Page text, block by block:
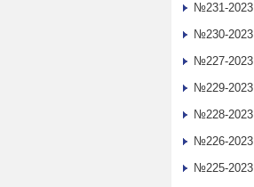
№231-2023
№230-2023
№227-2023
№229-2023
№228-2023
№226-2023
№225-2023